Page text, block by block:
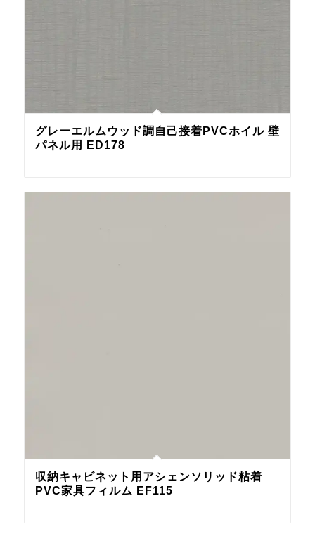
グレーエルムウッド調自己接着PVCホイル 壁
パネル用 ED178
収納キャビネット用アシェンソリッド粘着
PVC家具フィルム EF115